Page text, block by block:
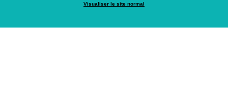
Visualiser le site normal